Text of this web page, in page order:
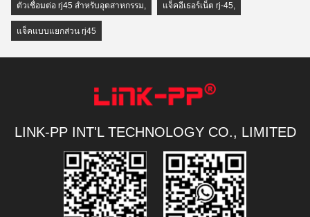
ตัวเชื่อมต่อ rj45 สำหรับอุตสาหกรรม, แจ็คอีเธอร์เน็ต rj-45,
แจ็คแบบแยกส่วน rj45
LINK-PP INT'L TECHNOLOGY CO., LIMITED